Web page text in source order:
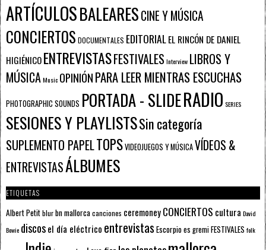
ARTÍCULOSBALEARESCINE Y MÚSICA
CONCIERTOS DOCUMENTALES EDITORIALEL RINCÓN DE DANIEL
HIGIÉNICOENTREVISTASFESTIVALESInterview LIBROS Y
MÚSICAMusic OPINIÓNPARA LEER MIENTRAS ESCUCHAS
PHOTOGRAPHIC SOUNDS PORTADA - SLIDERADIO SERIES
SESIONES Y PLAYLISTSSin categoría
SUPLEMENTO PAPELTOPSVIDEOJUEGOS Y MÚSICAVÍDEOS &
ENTREVISTASÁLBUMES
ETIQUETAS
Albert Petitblurbn mallorcacanciones ceremoneyCONCIERTOS cultura David
Bowie discosel día eléctrico entrevistas Escorpioes gremiFESTIVALES folk